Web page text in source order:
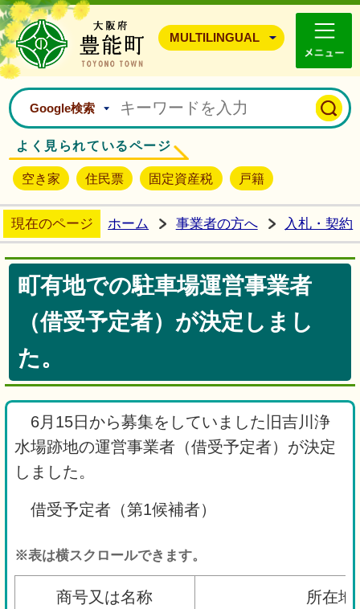
豊能町ホームページ
MULTILINGUAL
Google検索
よく見られているページ
空き家 住民票 固定資産税 戸籍
現在のページ ホーム 事業者の方へ 入札・契約
町有地での駐車場運営事業者
（借受予定者）が決定しまし
た。
6月15日から募集をしていました旧吉川浄
水場跡地の運営事業者（借受予定者）が決定
しました。
借受予定者（第1候補者）
※表は横スクロールできます。
商号又は名称 所在地